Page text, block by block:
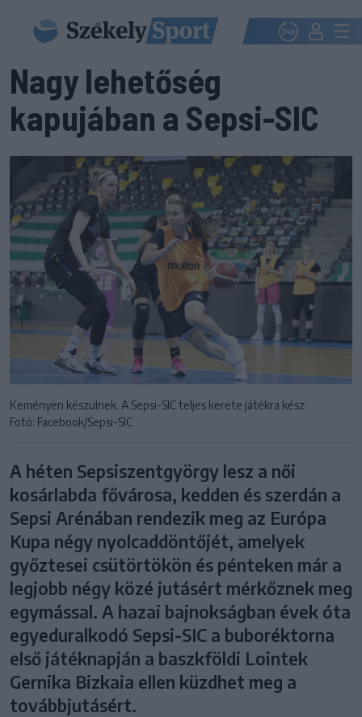
Nagy lehetőség
kapujában a Sepsi-SIC
Keményen készülnek. A Sepsi-SIC teljes kerete játékra kész
Fotó: Facebook/Sepsi-SIC
A héten Sepsiszentgyörgy lesz a női
kosárlabda fővárosa, kedden és szerdán a
Sepsi Arénában rendezik meg az Európa
Kupa négy nyolcaddöntőjét, amelyek
győztesei csütörtökön és pénteken már a
legjobb négy közé jutásért mérkőznek meg
egymással. A hazai bajnokságban évek óta
egyeduralkodó Sepsi-SIC a buboréktorna
első játéknapján a baszkföldi Lointek
Gernika Bizkaia ellen küzdhet meg a
továbbjutásért.